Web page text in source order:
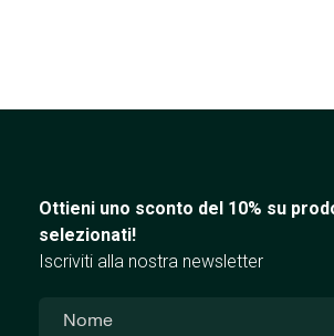
Ottieni uno sconto del 10% su
selezionati!
Iscriviti alla nostra newsletter